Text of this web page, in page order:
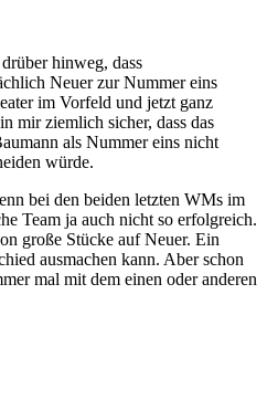
hinweg, dass
Neuer zur Nummer eins
im Vorfeld und jetzt ganz
mir ziemlich sicher, dass das
als Nummer eins nicht
würde.
bei den beiden letzten WMs im
Team ja auch nicht so erfolgreich.
große Stücke auf Neuer. Ein
ausmachen kann. Aber schon
mal mit dem einen oder anderen